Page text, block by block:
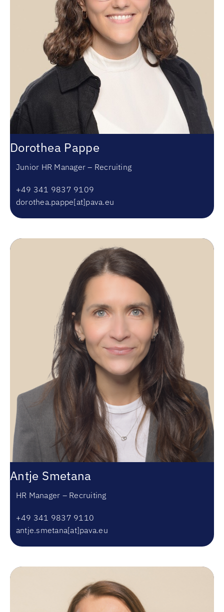
Dorothea Pappe
Junior HR Manager – Recruiting
+49 341 9837 9109
dorothea.pappe[at]pava.eu
Antje Smetana
HR Manager – Recruiting
+49 341 9837 9110
antje.smetana[at]pava.eu